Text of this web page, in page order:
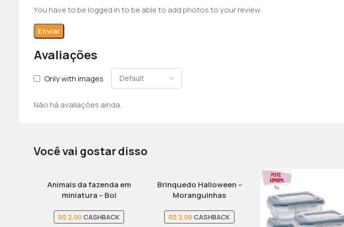
Avaliações
Only with images
Não há avaliações ainda.
You have to be logged in to be able to add photos to your review.
Você vai gostar disso
Animais da fazenda em
miniatura – Boi
R$ 2,00CASHBACK
Brinquedo Halloween –
Moranguinhas
R$ 2,00CASHBACK